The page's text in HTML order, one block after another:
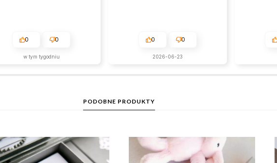
0 0
w tym tygodniu
0 0
2026-06-23
PODOBNE PRODUKTY